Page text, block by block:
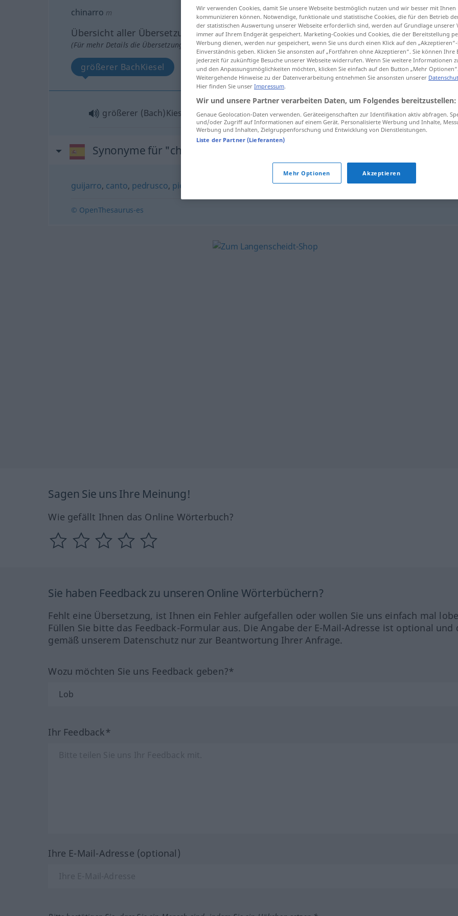
chinarro m
Übersicht aller Übersetzungen
(Für mehr Details die Übersetzung anklicken/antippen)
größerer BachKiesel
größerer (Bach)Kiesel m chinarro
Synonyme für "chinarro"
guijarro, canto, pedrusco, piedra morro
© OpenThesaurus-es
Sagen Sie uns Ihre Meinung!
Wie gefällt Ihnen das Online Wörterbuch?
Sie haben Feedback zu unseren Online Wörterbüchern?
Fehlt eine Übersetzung, ist Ihnen ein Fehler aufgefallen oder wollen Sie uns einfach mal
Füllen Sie bitte das Feedback-Formular aus. Die Angabe der E-Mail-Adresse ist optional und
gemäß unserem Datenschutz nur zur Beantwortung Ihrer Anfrage.
Wozu möchten Sie uns Feedback geben?*
Ihr Feedback*
Ihre E-Mail-Adresse (optional)
Wir verwenden Cookies, damit Sie unsere Webseite bestmöglich nutzen und wir besser mit Ihnen
kommunizieren können. Notwendige, funktionale und statistische Cookies, die für den Betrieb
der statistischen Auswertung unserer Webseite erforderlich sind, werden auf Grundlage unserer
immer auf Ihrem Endgerät gespeichert. Marketing-Cookies und Cookies, die der Bereitstellung
Werbung dienen, werden nur gespeichert, wenn Sie uns durch einen Klick auf den
Einverständnis geben. Klicken Sie ansonsten auf „Fortfahren ohne Akzeptieren“. Sie können Ihre
jederzeit für zukünftige Besuche unserer Webseite widerrufen. Wenn Sie weitere Informationen
und den Anpassungsmöglichkeiten möchten, klicken Sie einfach auf den Button „Mehr Optionen“.
Weitergehende Hinweise zu der Datenverarbeitung entnehmen Sie ansonsten unserer
Hier finden Sie unser Impressum.
Wir und unsere Partner verarbeiten Daten, um Folgendes bereitzustellen:
Genaue Geolocation-Daten verwenden. Geräteeigenschaften zur Identifikation aktiv abfragen.
und/oder Zugriff auf Informationen auf einem Gerät. Personalisierte Werbung und Inhalte,
Werbung und Inhalten, Zielgruppenforschung und Entwicklung von Dienstleistungen.
Liste der Partner (Lieferanten)
Mehr Optionen Akzeptieren